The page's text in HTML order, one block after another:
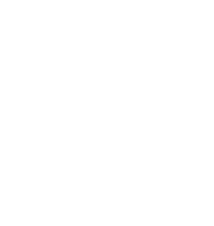
llapis